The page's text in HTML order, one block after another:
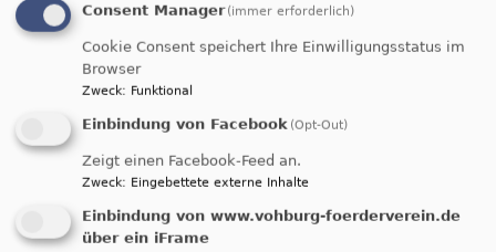
Kirchengemeinde Vohburg
Evangelisch in Vohburg | Geisenfeld | Münchsmünster | Ernsgaden |
Pförring | Schwaig
Hauptnavigation
Startseite Gemeindefest 2014: Ein großartiger Tag!
Consent Manager (immer erforderlich)
Cookie Consent speichert Ihre Einwilligungsstatus im
Browser
Zweck: Funktional
Einbindung von Facebook (Opt-Out)
Zeigt einen Facebook-Feed an.
Zweck: Eingebettete externe Inhalte
Einbindung von www.vohburg-foerderverein.de
über ein iFrame